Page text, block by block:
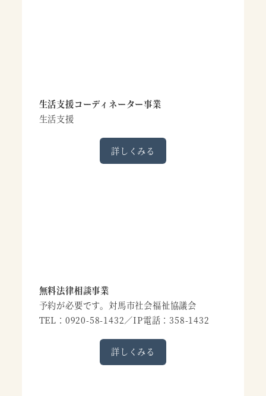
生活支援コーディネーター事業
生活支援
詳しくみる
無料法律相談事業
予約が必要です。対馬市社会福祉協議会
TEL：0920-58-1432／IP電話：358-1432
詳しくみる